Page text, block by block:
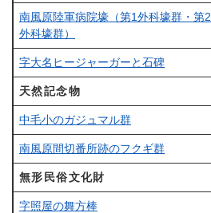
南風原陸軍病院壕（第1外科壕群・第2
外科壕群）
字大名ヒージャーガーと石碑
天然記念物
中毛小のガジュマル群
南風原間切番所跡のフクギ群
無形民俗文化財
字照屋の舞方棒